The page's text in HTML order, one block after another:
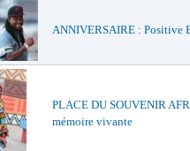
ANNIVERSAIRE : Positive
PLACE DU SOUVENIR
mémoire vivante